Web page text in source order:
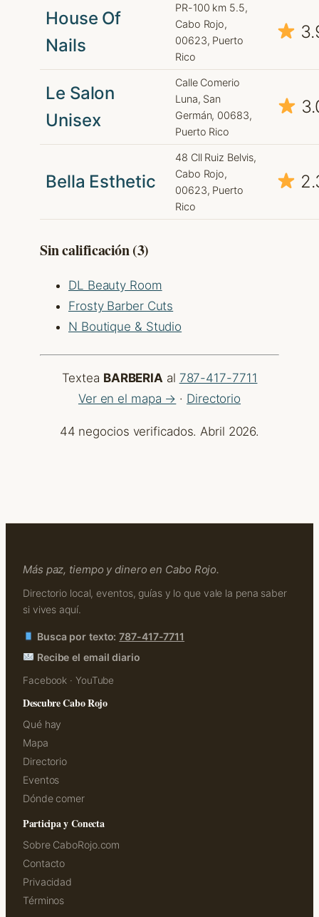
House Of
Nails
PR-100 km 5.5,
Cabo Rojo,
00623, Puerto
Rico
Le Salon
Unisex
Calle Comerio
Luna, San
Germán, 00683,
Puerto Rico
Bella Esthetic
48 Cll Ruiz Belvis,
Cabo Rojo,
00623, Puerto
Rico
Sin calificación (3)
DL Beauty Room
Frosty Barber Cuts
N Boutique & Studio
Textea BARBERIA al 787-417-7711
Ver en el mapa → · Directorio
44 negocios verificados. Abril 2026.
Más paz, tiempo y dinero en Cabo Rojo.
Directorio local, eventos, guías y lo que vale la pena saber
si vives aquí.
Busca por texto:787-417-7711
Recibe el email diario
Facebook · YouTube
Descubre Cabo Rojo
Qué hay
Mapa
Directorio
Eventos
Dónde comer
Participa y Conecta
Sobre CaboRojo.com
Contacto
Privacidad
Términos